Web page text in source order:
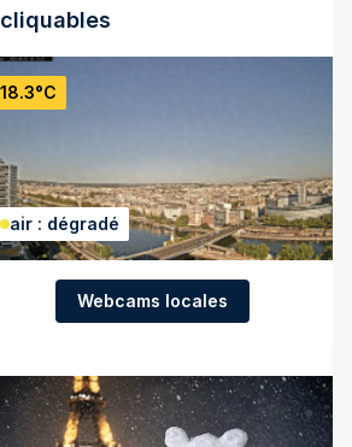
cliquables
18.3°C
air : dégradé
Webcams locales